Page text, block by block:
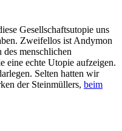
Gesellschaftsutopie uns
Zweifellos ist Andymon
menschlichen
eine echte Utopie aufzeigen.
Selten hatten wir
der Steinmüllers, beim